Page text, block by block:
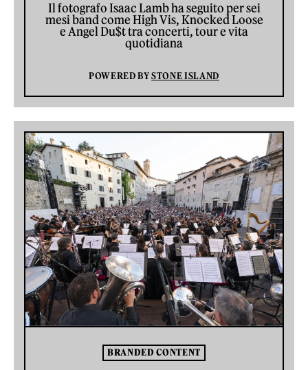
Il fotografo Isaac Lamb ha seguito per sei
mesi band come High Vis, Knocked Loose
e Angel Du$t tra concerti, tour e vita
quotidiana
POWERED BYSTONE ISLAND
BRANDED CONTENT